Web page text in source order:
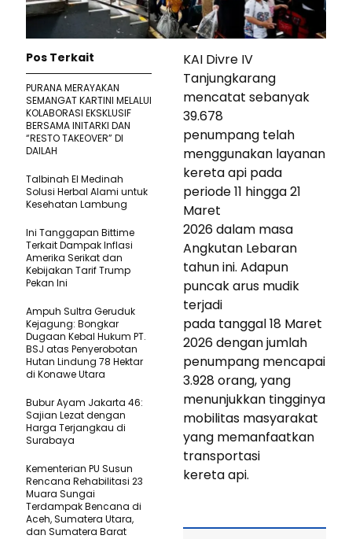
KAI Divre IV
Tanjungkarang
mencatat sebanyak
39.678
penumpang telah
menggunakan layanan
kereta api pada
periode 11 hingga 21
Maret
2026 dalam masa
Angkutan Lebaran
tahun ini. Adapun
puncak arus mudik
terjadi
pada tanggal 18 Maret
2026 dengan jumlah
penumpang mencapai
3.928 orang, yang
menunjukkan tingginya
mobilitas masyarakat
yang memanfaatkan
transportasi
kereta api.
Pos Terkait
PURANA MERAYAKAN
SEMANGAT KARTINI MELALUI
KOLABORASI EKSKLUSIF
BERSAMA INITARKI DAN
“RESTO TAKEOVER” DI
DAILAH
Talbinah El Medinah
Solusi Herbal Alami untuk
Kesehatan Lambung
Ini Tanggapan Bittime
Terkait Dampak Inflasi
Amerika Serikat dan
Kebijakan Tarif Trump
Pekan Ini
Ampuh Sultra Geruduk
Kejagung: Bongkar
Dugaan Kebal Hukum PT.
BSJ atas Penyerobotan
Hutan Lindung 78 Hektar
di Konawe Utara
Bubur Ayam Jakarta 46:
Sajian Lezat dengan
Harga Terjangkau di
Surabaya
Kementerian PU Susun
Rencana Rehabilitasi 23
Muara Sungai
Terdampak Bencana di
Aceh, Sumatera Utara,
dan Sumatera Barat